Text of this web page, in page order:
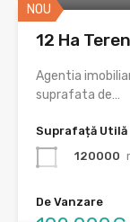
NOU
12 Ha
Agentia
suprafata de…
Suprafață Utilă
120000
De Vanzare